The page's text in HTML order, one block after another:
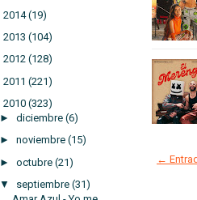
2014 (19)
2013 (104)
2012 (128)
2011 (221)
2010 (323)
► diciembre (6)
► noviembre (15)
► octubre (21)
▼
septiembre (31)
←